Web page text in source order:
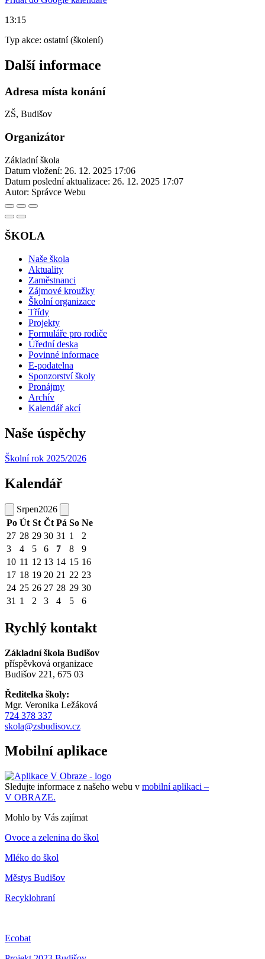
13:15
Typ akce: ostatní (školení)
Další informace
Adresa místa konání
ZŠ, Budišov
Organizátor
Základní škola
Datum vložení: 26. 12. 2025 17:06
Datum poslední aktualizace: 26. 12. 2025 17:07
Autor: Správce Webu
ŠKOLA
Naše škola
Aktuality
Zaměstnanci
Zájmové kroužky
Školní organizace
Třídy
Projekty
Formuláře pro rodiče
Úřední deska
Povinné informace
E-podatelna
Sponzorství školy
Pronájmy
Archív
Kalendář akcí
Naše úspěchy
Školní rok 2025/2026
Kalendář
Srpen2026
Po Út St Čt Pá So Ne
27 28 29 30 31 1
2
3
4 5 6 7 8
9
10 11 12 13 14 15 16
17 18 19 20 21 22 23
24 25 26 27 28 29 30
31 1 2 3 4 5 6
Rychlý kontakt
Základní škola Budišov
příspěvková organizace
Budišov 221, 675 03
Ředitelka školy:
Mgr. Veronika Ležáková
724 378 337
skola@zsbudisov.cz
Mobilní aplikace
Sledujte informace z našeho webu v mobilní aplikaci –
V OBRAZE.
Mohlo by Vás zajímat
Ovoce a zelenina do škol
Mléko do škol
Městys Budišov
Recyklohraní
Ecobat